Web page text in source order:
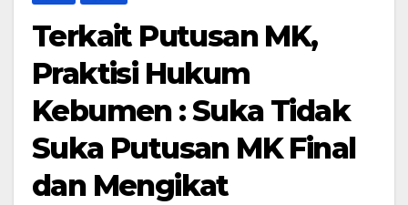
Terkait Putusan MK,
Praktisi Hukum
Kebumen : Suka Tidak
Suka Putusan MK Final
dan Mengikat